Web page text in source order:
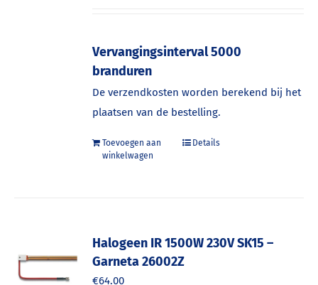
Vervangingsinterval 5000
branduren
De verzendkosten worden berekend bij het
plaatsen van de bestelling.
Toevoegen aan
winkelwagen
Details
Halogeen IR 1500W 230V SK15 –
Garneta 26002Z
€64.00